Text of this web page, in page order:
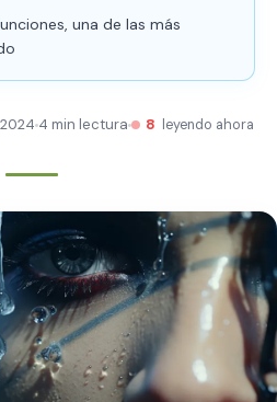
una de las más
4 min lectura 8 leyendo ahora